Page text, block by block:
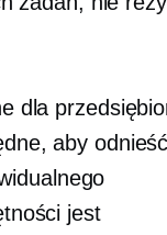
dla
aby
jest